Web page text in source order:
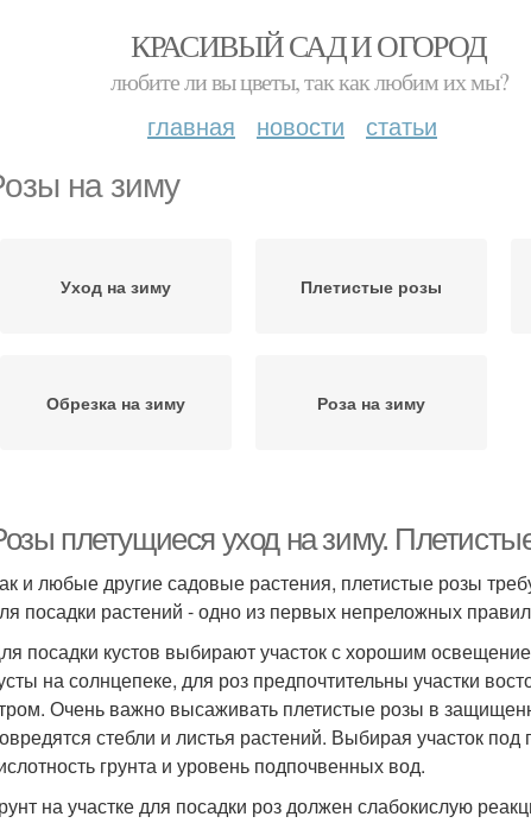
КРАСИВЫЙ САД И ОГОРОД
любите ли вы цветы, так как любим их мы?
главная новости статьи
на зиму
Уход на зиму Плетистые розы
Обрезка на зиму Роза на зиму
плетущиеся уход на зиму.
и любые другие садовые растения, плетистые розы
посадки растений - одно из первых непреложных
посадки кустов выбирают участок с хорошим
на солнцепеке, для роз предпочтительны участки
Очень важно высаживать плетистые розы в
стебли и листья растений. Выбирая участок под
грунта и уровень подпочвенных вод.
на участке для посадки роз должен слабокислую